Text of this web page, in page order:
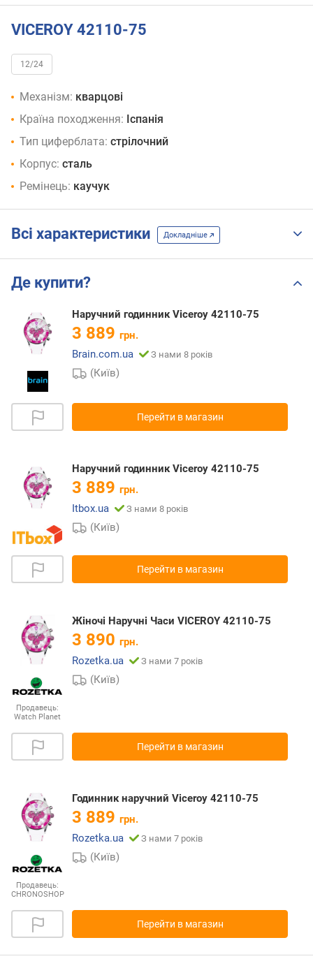
VICEROY 42110-75
12/24
Механізм: кварцові
Країна походження: Іспанія
Тип циферблата: стрілочний
Корпус: сталь
Ремінець: каучук
Всі характеристики Докладніше
Де купити?
Наручний годинник Viceroy 42110-75
3 889 грн.
Brain.com.ua
З нами 8 років
(Київ)
Перейти в магазин
Наручний годинник Viceroy 42110-75
3 889 грн.
Itbox.ua
З нами 8 років
(Київ)
Перейти в магазин
Продавець:
Watch Planet
Жіночі Наручні Часи VICEROY 42110-75
3 890 грн.
Rozetka.ua
З нами 7 років
(Київ)
Перейти в магазин
Продавець:
CHRONOSHOP
Годинник наручний Viceroy 42110-75
3 889 грн.
Rozetka.ua
З нами 7 років
(Київ)
Перейти в магазин